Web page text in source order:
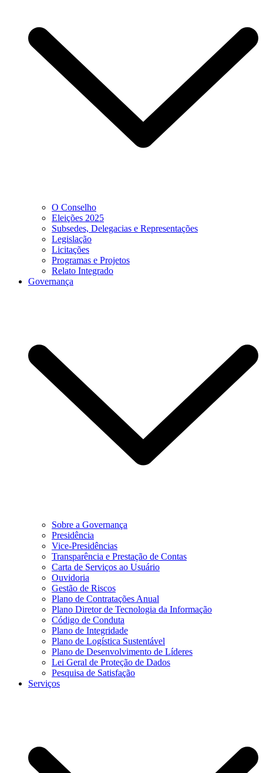
O Conselho
Eleições 2025
Subsedes, Delegacias e Representações
Legislação
Licitações
Programas e Projetos
Relato Integrado
Governança
Sobre a Governança
Presidência
Vice-Presidências
Transparência e Prestação de Contas
Carta de Serviços ao Usuário
Ouvidoria
Gestão de Riscos
Plano de Contratações Anual
Plano Diretor de Tecnologia da Informação
Código de Conduta
Plano de Integridade
Plano de Logística Sustentável
Plano de Desenvolvimento de Líderes
Lei Geral de Proteção de Dados
Pesquisa de Satisfação
Serviços